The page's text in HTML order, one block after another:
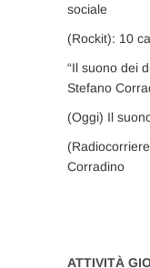
sociale
(Rockit): 10
“Il suono dei
Stefano
(Oggi) Il
Corradino
ATTIVITÀ